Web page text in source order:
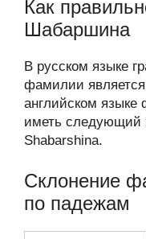
Как
Шабаршина
В русском языке
фамилии
английском
иметь следующий
Shabarshina.
Склонение
по падежам